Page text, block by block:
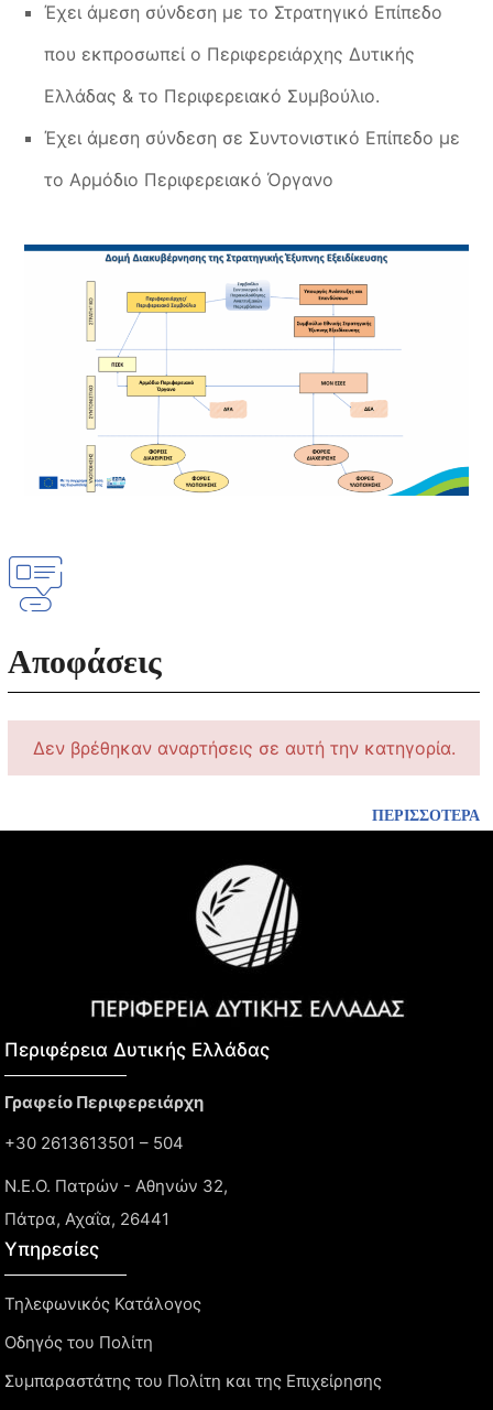
Έχει άμεση σύνδεση με το Στρατηγικό Επίπεδο
που εκπροσωπεί ο Περιφερειάρχης Δυτικής
Ελλάδας & το Περιφερειακό Συμβούλιο.
Έχει άμεση σύνδεση σε Συντονιστικό Επίπεδο με
το Αρμόδιο Περιφερειακό Όργανο
Αποφάσεις
Δεν βρέθηκαν αναρτήσεις σε αυτή την κατηγορία.
ΠΕΡΙΣΣΟΤΕΡΑ
Περιφέρεια Δυτικής Ελλάδας​
Γραφείο Περιφερειάρχη
+30 2613613501 – 504
Ν.Ε.Ο. Πατρών - Αθηνών 32,
Πάτρα, Αχαΐα, 26441
Υπηρεσίες
Τηλεφωνικός Κατάλογος
Οδηγός του Πολίτη
Συμπαραστάτης του Πολίτη και της Επιχείρησης